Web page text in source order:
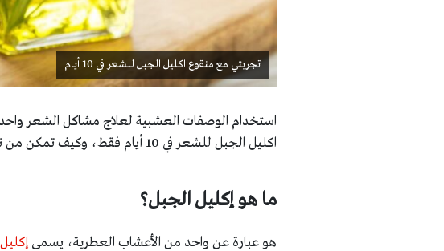
تجربتي مع منقوع اكليل الجبل للشعر في 10 أيام
استخدام الوصفات العشبية لعلاج مشاكل الشعر
اكليل الجبل للشعر في 10 أيام فقط، وكيف تمكن من تطويله وعلاجه بشكل فعال ومضمون.
ما هو إكليل الجبل؟
هو عبارة عن واحد من الأعشاب العطرية، يسمى